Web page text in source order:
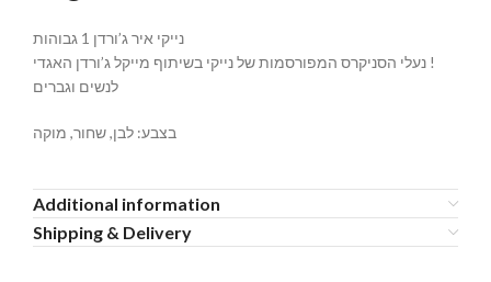
נייקי איר ג’ורדן 1 גבוהות
נעלי הסניקרס המפורסמות של נייקי בשיתוף מייקל ג’ורדן האגדי !
לנשים וגברים
בצבע: לבן, שחור, מוקה
Additional information
Shipping & Delivery